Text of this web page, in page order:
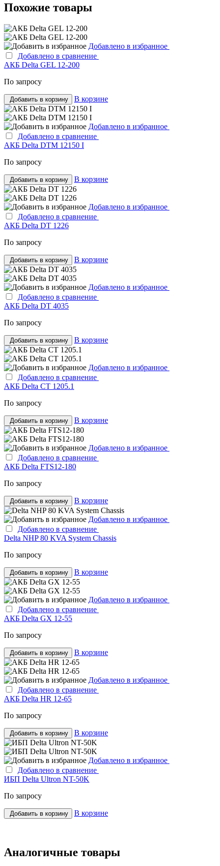
Похожие товары
Добавлено в избранное
Добавлено в сравнение
АКБ Delta GEL 12-200
По запросу
Добавить в корзину В корзине
Добавлено в избранное
Добавлено в сравнение
АКБ Delta DTM 12150 I
По запросу
Добавить в корзину В корзине
Добавлено в избранное
Добавлено в сравнение
АКБ Delta DT 1226
По запросу
Добавить в корзину В корзине
Добавлено в избранное
Добавлено в сравнение
АКБ Delta DT 4035
По запросу
Добавить в корзину В корзине
Добавлено в избранное
Добавлено в сравнение
АКБ Delta CT 1205.1
По запросу
Добавить в корзину В корзине
Добавлено в избранное
Добавлено в сравнение
АКБ Delta FTS12-180
По запросу
Добавить в корзину В корзине
Добавлено в избранное
Добавлено в сравнение
Delta NHP 80 KVA System Chassis
По запросу
Добавить в корзину В корзине
Добавлено в избранное
Добавлено в сравнение
АКБ Delta GX 12-55
По запросу
Добавить в корзину В корзине
Добавлено в избранное
Добавлено в сравнение
АКБ Delta HR 12-65
По запросу
Добавить в корзину В корзине
Добавлено в избранное
Добавлено в сравнение
ИБП Delta Ultron NT-50K
По запросу
Добавить в корзину В корзине
Аналогичные товары